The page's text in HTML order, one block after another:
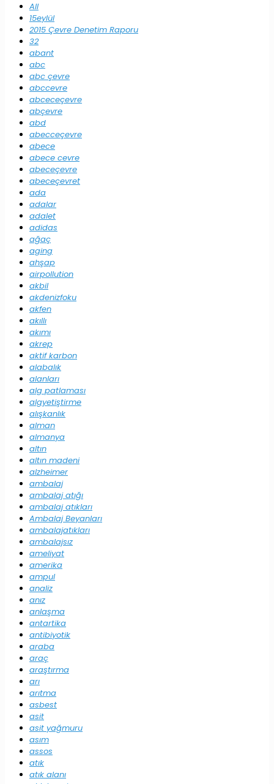
All
15eylül
2015 Çevre Denetim Raporu
32
abant
abc
abc çevre
abccevre
abceceçevre
abçevre
abd
abecceçevre
abece
abece cevre
abeceçevre
abeceçevret
ada
adalar
adalet
adidas
ağaç
aging
ahşap
airpollution
akbil
akdenizfoku
akfen
akıllı
akımı
akrep
aktif karbon
alabalık
alanları
alg patlaması
algyetiştirme
alışkanlık
alman
almanya
altın
altın madeni
alzheimer
ambalaj
ambalaj atığı
ambalaj atıkları
Ambalaj Beyanları
ambalajatıkları
ambalajsız
ameliyat
amerika
ampul
analiz
anız
anlaşma
antartika
antibiyotik
araba
araç
araştırma
arı
arıtma
asbest
asit
asit yağmuru
asım
assos
atık
atık alanı